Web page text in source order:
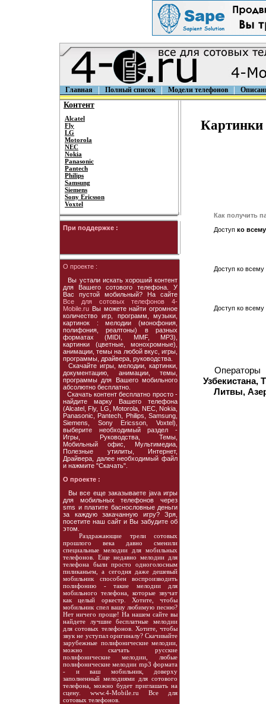
Главная Полный список Модели телефонов
Контент
Alcatel
Fly
LG
Motorola
NEC
Nokia
Panasonic
Pantech
Philips
Samsung
Siemens
Sony Ericsson
Voxtel
При поддержке :
О проекте :
Вы устали искать хороший контент
для Вашего сотового телефона. У
Вас пустой мобильный? На сайте
Все для сотовых телефонов 4-
Mobile.ru Вы можете найти огромное
количество игр, программ, музыки,
картинок : мелодии (монофония,
полифония, реалтоны) в разных
форматах (MIDI, MMF, MP3),
картинки (цветные, монохромные),
анимации, темы на любой вкус, игры,
программы, драйвера, руководства.
Скачайте игры, мелодии, картинки,
документацию, анимации, темы,
программы для Вашего мобильного
абсолютно бесплатно.
Скачать контент бесплатно просто -
найдите марку Вашего телефона
(Alcatel, Fly, LG, Motorola, NEC, Nokia,
Panasonic, Pantech, Philips, Samsung,
Siemens, Sony Ericsson, Voxtel),
выберите необходимый раздел -
Игры, Руководства, Темы,
Мобильный офис, Мультимедиа,
Полезные утилиты, Интернет,
Драйвера, далее необходимый файл
и нажмите "Скачать".
О проекте :
Вы все еще заказываете java игры
для мобильных телефонов через
sms и платите баснословные деньги
за каждую закачанную игру? Зря,
посетите наш сайт и Вы забудите об
этом.
Раздражающие трели сотовых
прошлого века давно сменили
специальные мелодии для мобильных
телефонов. Еще недавно мелодии для
телефона были просто одноголосным
пиликаньем, а сегодня даже дешевый
мобильник способен воспроизводить
полифонию - такие мелодии для
мобильного телефона, которые звучат
как целый оркестр. Хотите, чтобы
мобильник спел вашу любимую песню?
Нет ничего проще! На нашем сайте вы
найдете лучшие бесплатные мелодии
для сотовых телефонов. Хотите, чтобы
звук не уступал оригиналу? Скачивайте
зарубежные полифонические мелодии,
можно скачать русские
полифонические мелодии, любые
полифонические мелодии mp3 формата
- и ваш мобильник, доверху
заполненный мелодиями для сотового
телефона, можно будет приглашать на
сцену. www.4-Mobile.ru Все для
сотовых телефонов.
Как получить
Доступ ко
Доступ ко всему
Доступ ко
Операторы
Узбекистана,
Литвы,